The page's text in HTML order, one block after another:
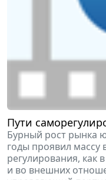
Пути
Бурный рост рынка
годы проявил
регулирования, как
и во внешних